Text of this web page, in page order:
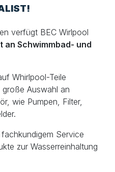
verfügt BEC Wirlpool
an Schwimmbad- und
Whirlpool-Teile
große Auswahl an
wie Pumpen, Filter,
Service
zur Wasserreinhaltung